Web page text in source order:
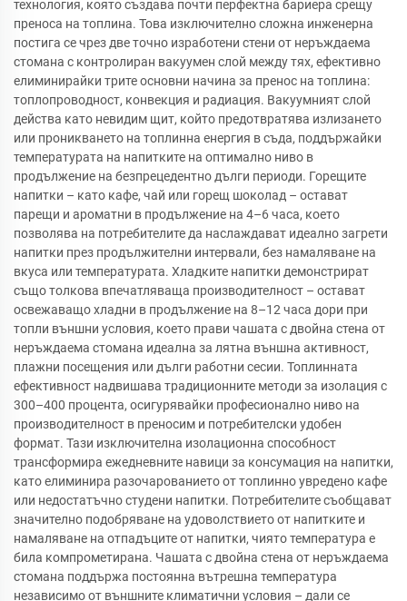
технология, която създава почти перфектна бариера срещу
преноса на топлина. Това изключително сложна инженерна
постига се чрез две точно изработени стени от неръждаема
стомана с контролиран вакуумен слой между тях, ефективно
елиминирайки трите основни начина за пренос на топлина:
топлопроводност, конвекция и радиация. Вакуумният слой
действа като невидим щит, който предотвратява излизането
или проникването на топлинна енергия в съда, поддържайки
температурата на напитките на оптимално ниво в
продължение на безпрецедентно дълги периоди. Горещите
напитки – като кафе, чай или горещ шоколад – остават
парещи и ароматни в продължение на 4–6 часа, което
позволява на потребителите да наслаждават идеално загрети
напитки през продължителни интервали, без намаляване на
вкуса или температурата. Хладките напитки демонстрират
също толкова впечатляваща производителност – остават
освежаващо хладни в продължение на 8–12 часа дори при
топли външни условия, което прави чашата с двойна стена от
неръждаема стомана идеална за лятна външна активност,
плажни посещения или дълги работни сесии. Топлинната
ефективност надвишава традиционните методи за изолация с
300–400 процента, осигурявайки професионално ниво на
производителност в преносим и потребителски удобен
формат. Тази изключителна изолационна способност
трансформира ежедневните навици за консумация на напитки,
като елиминира разочарованието от топлинно увредено кафе
или недостатъчно студени напитки. Потребителите съобщават
значително подобряване на удоволствието от напитките и
намаляване на отпадъците от напитки, чиято температура е
била компрометирана. Чашата с двойна стена от неръждаема
стомана поддържа постоянна вътрешна температура
независимо от външните климатични условия – дали се